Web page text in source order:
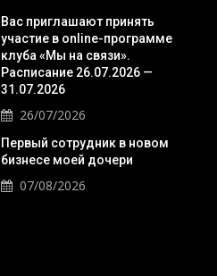
Вас приглашают принять
участие в online-программе
клуба «Мы на связи».
Расписание 26.07.2026 —
31.07.2026
26/07/2026
Первый сотрудник в новом
бизнесе моей дочери
07/08/2026